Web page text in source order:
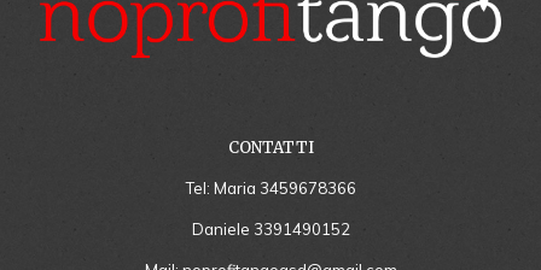
CONTATTI
Tel: Maria 3459678366
Daniele 3391490152